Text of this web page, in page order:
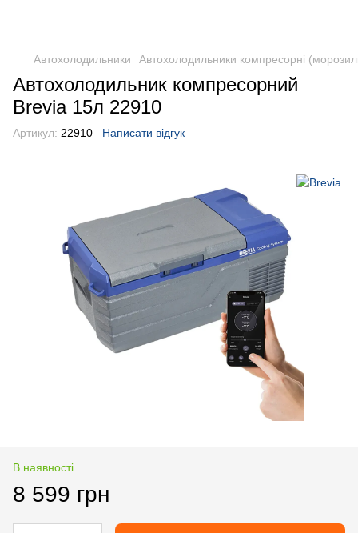
Автохолодильники Автохолодильники компресорні
Автохолодильник компресорний
Brevia 15л 22910
Артикул: 22910 Написати відгук
В наявності
8 599 грн